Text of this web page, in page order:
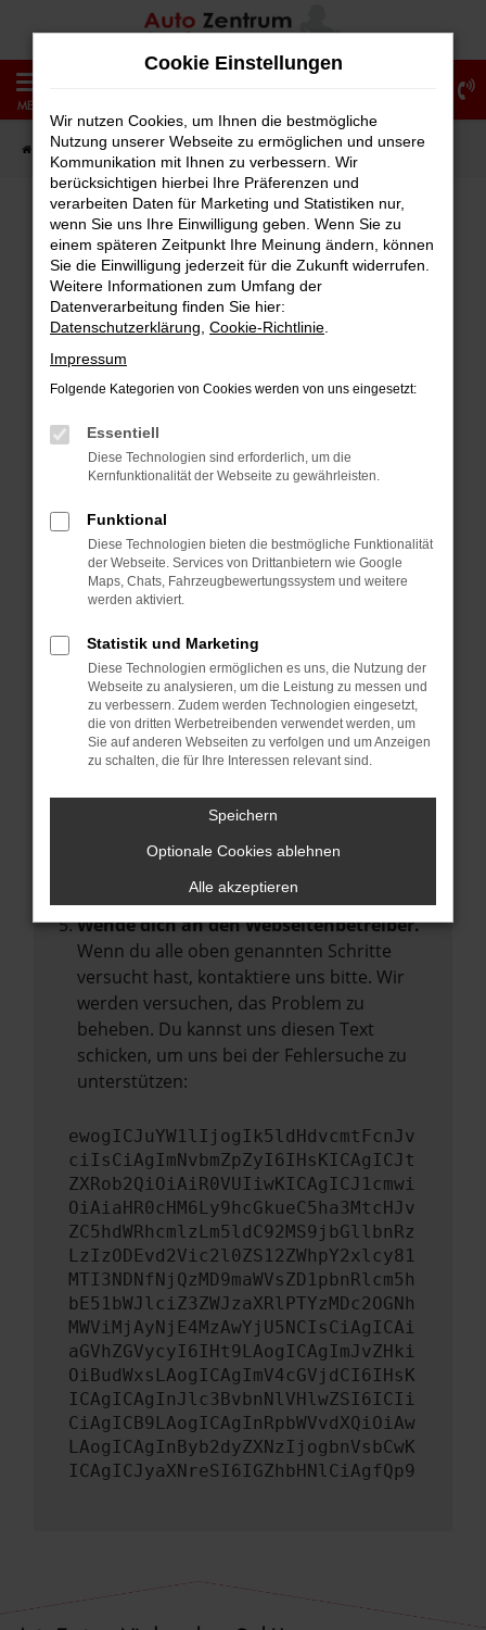
Zum
springen
MENÜ
Startseite Fahrzeugangebote Fahrzeug-Showroom
Fehler: Network Error
Beim Laden ist ein Fehler aufgetreten.
Hier sind ein paar Tipps, die dir helfen können:
Überprüfe deine Firewall und deine
Internetverbindung.
deine Suchmaschine?
Prüfe deine Browsererweiterungen.
können das Laden bestimmter Seiten
verhindern. Funktioniert die Seite in einem
anderen Browser oder in einem privaten
Fenster?
Starte dein Gerät neu.
Das kann manchmal helfen,
vorübergehende Probleme zu beheben.
Stelle sicher, dass dein Browser und dein
Betriebssystem auf dem neuesten Stand
Veraltete Software birgt nicht nur ein
führen, dass bestimmte Funktionen nicht
mehr unterstützt werden.
Wende dich an den Webseitenbetreiber.
Wenn du alle oben genannten Schritte
versucht hast, kontaktiere uns bitte. Wir
werden versuchen, das Problem zu
beheben. Du kannst uns diesen Text
schicken, um uns bei der Fehlersuche zu
unterstützen:
ewogICJuYW1lIjogIk5ldHdvcmtFcnJv
ciIsCiAgImNvbmZpZyI6IHsKICAgICJt
ZXRob2QiOiAiR0VUIiwKICAgICJ1cmwi
OiAiaHR0cHM6Ly9hcGkueC5ha3MtcHJv
ZC5hdWRhcmlzLm5ldC92MS9jbGllbnRz
LzIzODEvd2Vic2l0ZS12ZWhpY2xlcy81
MTI3NDNfNjQzMD9maWVsZD1pbnRlcm5h
bE51bWJlciZ3ZWJzaXRlPTYzMDc2OGNh
MWViMjAyNjE4MzAwYjU5NCIsCiAgICAi
aGVhZGVycyI6IHt9LAogICAgImJvZHki
OiBudWxsLAogICAgImV4cGVjdCI6IHsK
ICAgICAgInJlc3BvbnNlVHlwZSI6ICIi
CiAgICB9LAogICAgInRpbWVvdXQiOiAw
LAogICAgInByb2dyZXNzIjogbnVsbCwK
ICAgICJyaXNreSI6IGZhbHNlCiAgfQp9
Cookie Einstellungen
Wir nutzen Cookies, um Ihnen die bestmögliche
Nutzung unserer Webseite zu ermöglichen und unsere
Kommunikation mit Ihnen zu verbessern. Wir
berücksichtigen hierbei Ihre Präferenzen und
verarbeiten Daten für Marketing und Statistiken nur,
wenn Sie uns Ihre Einwilligung geben. Wenn Sie zu
einem späteren Zeitpunkt Ihre Meinung ändern, können
Sie die Einwilligung jederzeit für die Zukunft widerrufen.
Weitere Informationen zum Umfang der
Datenverarbeitung finden Sie hier:
Datenschutzerklärung Cookie-Richtlinie
Impressum
Folgende Kategorien von Cookies werden von uns eingesetzt:
Essentiell
Diese Technologien sind erforderlich, um die
Kernfunktionalität der Webseite zu gewährleisten.
Funktional
Diese Technologien bieten die bestmögliche Funktionalität
der Webseite. Services von Drittanbietern wie Google
Maps, Chats, Fahrzeugbewertungssystem und weitere
werden aktiviert.
Statistik und Marketing
Diese Technologien ermöglichen es uns, die Nutzung der
Webseite zu analysieren, um die Leistung zu messen und
zu verbessern. Zudem werden Technologien eingesetzt,
die von dritten Werbetreibenden verwendet werden, um
Sie auf anderen Webseiten zu verfolgen und um Anzeigen
zu schalten, die für Ihre Interessen relevant sind.
Speichern
Optionale Cookies ablehnen
Alle akzeptieren